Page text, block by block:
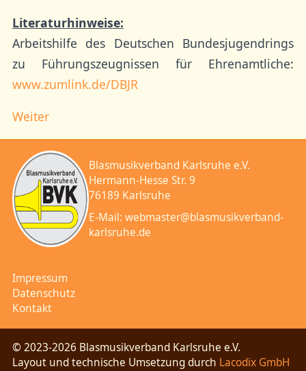
Literaturhinweise:
Arbeitshilfe des Deutschen Bundesjugendrings
zu Führungszeugnissen für Ehrenamtliche:
www.zumlink.de/DBJR
Weiter
Blasmusikverband Karlsruhe e.V.
Hermann-Hesse Str. 9
76189 Karlsruhe
E-Mail:webmaster@blasmusikverband-
karlsruhe.de
Impressum
Datenschutz
Kontakt
© 2023-2026 Blasmusikverband Karlsruhe e.V.
Layout und technische Umsetzung durch Lacodix GmbH